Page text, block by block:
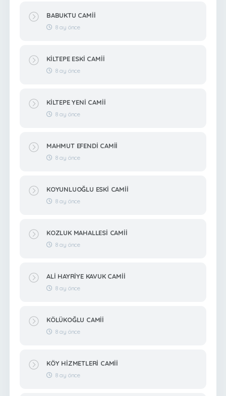
BABUKTU CAMİİ
8 ay önce
KİLTEPE ESKİ CAMİİ
8 ay önce
KİLTEPE YENİ CAMİİ
8 ay önce
MAHMUT EFENDİ CAMİİ
8 ay önce
KOYUNLUOĞLU ESKİ CAMİİ
8 ay önce
KOZLUK MAHALLESİ CAMİİ
8 ay önce
ALİ HAYRİYE KAVUK CAMİİ
8 ay önce
KÖLÜKOĞLU CAMİİ
8 ay önce
KÖY HİZMETLERİ CAMİİ
8 ay önce